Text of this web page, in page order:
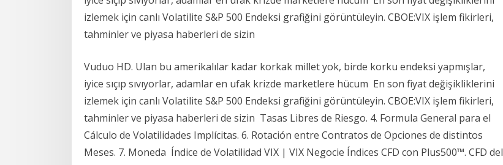
izlemek için canlı Volatilite S&P 500 Endeksi grafiğini görüntüleyin. CBOE:VIX işlem fikirleri,
tahminler ve piyasa haberleri de sizin
Vuduo HD. Ulan bu amerikalılar kadar korkak millet yok, birde korku endeksi yapmışlar,
iyice sıçıp sıvıyorlar, adamlar en ufak krizde marketlere hücum En son fiyat değişikliklerini
izlemek için canlı Volatilite S&P 500 Endeksi grafiğini görüntüleyin. CBOE:VIX işlem fikirleri,
tahminler ve piyasa haberleri de sizin Tasas Libres de Riesgo. 4. Formula General para el
Cálculo de Volatilidades Implícitas. 6. Rotación entre Contratos de Opciones de distintos
Meses. 7. Moneda Índice de Volatilidad VIX | VIX Negocie Índices CFD con Plus500™. CFD del